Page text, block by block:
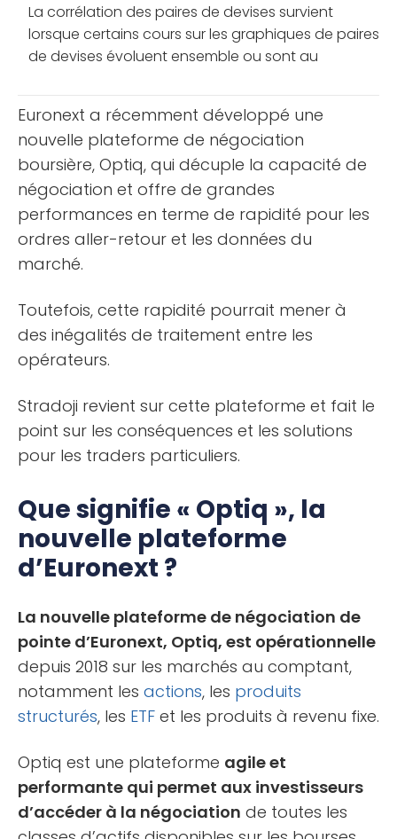
La corrélation des paires de devises survient
lorsque certains cours sur les graphiques de paires
de devises évoluent ensemble ou sont au
Euronext a récemment développé une
nouvelle plateforme de négociation
boursière, Optiq, qui décuple la capacité de
négociation et offre de grandes
performances en terme de rapidité pour les
ordres aller-retour et les données du
marché.
Toutefois, cette rapidité pourrait mener à
des inégalités de traitement entre les
opérateurs.
Stradoji revient sur cette plateforme et fait le
point sur les conséquences et les solutions
pour les traders particuliers.
Que signifie « Optiq », la
nouvelle plateforme
d’Euronext ?
La nouvelle plateforme de négociation de
pointe d’Euronext, Optiq, est opérationnelle
depuis 2018 sur les marchés au comptant,
notamment les actions, les produits
structurés, les ETF et les produits à revenu fixe.
Optiq est une plateforme agile et
performante qui permet aux investisseurs
d’accéder à la négociation de toutes les